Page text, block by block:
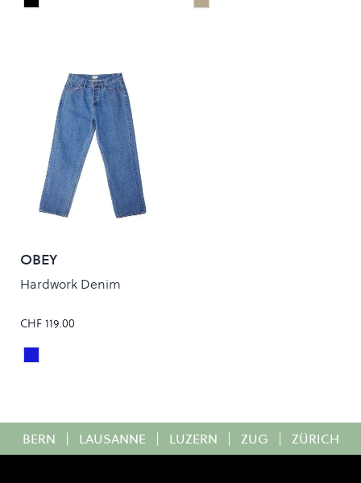
Colour
Black Colour
Khaki
OBEY
Hardwork Denim
CHF 119.00
Colour
Light Indigo
BERN | LAUSANNE | LUZERN | ZUG | ZÜRICH